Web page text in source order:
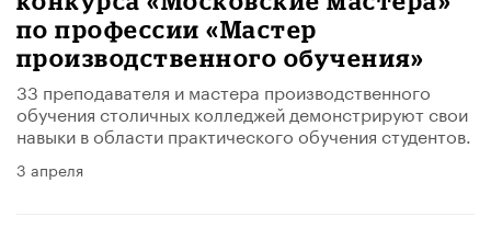
по профессии «Мастер
производственного обучения»
33 преподавателя и мастера производственного
обучения столичных колледжей демонстрируют свои
навыки в области практического обучения студентов.
3 апреля